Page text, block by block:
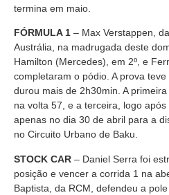
termina em maio.
FÓRMULA 1 – Max Verstappen,
Austrália, na madrugada deste
Hamilton (Mercedes), em 2º, e
completaram o pódio. A prova
durou mais de 2h30min. A
na volta 57, e a terceira, logo após
apenas no dia 30 de abril para a
no Circuito Urbano de Baku.
STOCK CAR – Daniel Serra foi
posição e vencer a corrida 1 na
Baptista, da RCM, defendeu a